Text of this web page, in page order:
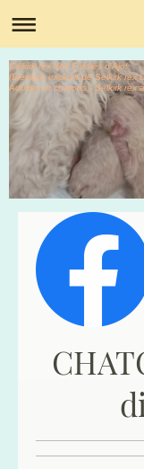
Selkirk rex des Furoles d'Ajol
(Elevage exclusif de Selkirk rex
Adultes et chatons - Selkirk rex